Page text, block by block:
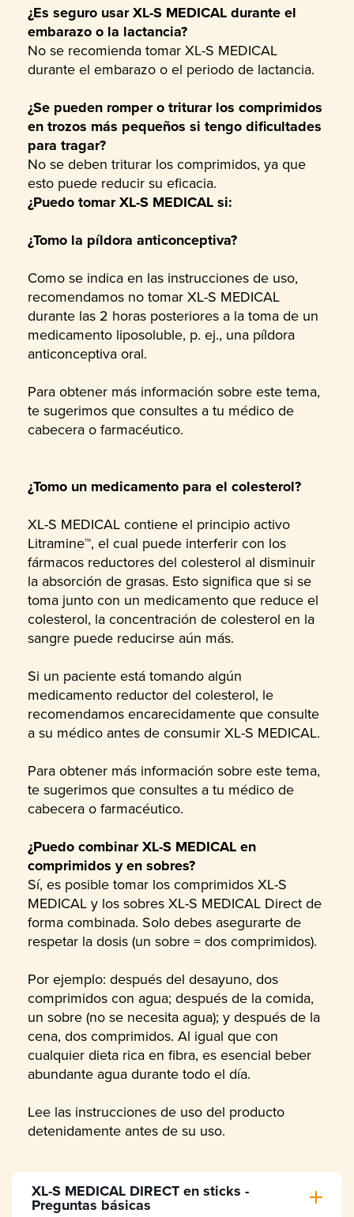
¿Es seguro usar XL-S MEDICAL durante el
embarazo o la lactancia?
No se recomienda tomar XL-S MEDICAL
durante el embarazo o el periodo de lactancia.
¿Se pueden romper o triturar los comprimidos
en trozos más pequeños si tengo dificultades
para tragar?
No se deben triturar los comprimidos, ya que
esto puede reducir su eficacia.
¿Puedo tomar XL-S MEDICAL si:
¿Tomo la píldora anticonceptiva?
Como se indica en las instrucciones de uso,
recomendamos no tomar XL-S MEDICAL
durante las 2 horas posteriores a la toma de un
medicamento liposoluble, p. ej., una píldora
anticonceptiva oral.
Para obtener más información sobre este tema,
te sugerimos que consultes a tu médico de
cabecera o farmacéutico.
¿Tomo un medicamento para el colesterol?
XL-S MEDICAL contiene el principio activo
Litramine™, el cual puede interferir con los
fármacos reductores del colesterol al disminuir
la absorción de grasas. Esto significa que si se
toma junto con un medicamento que reduce el
colesterol, la concentración de colesterol en la
sangre puede reducirse aún más.
Si un paciente está tomando algún
medicamento reductor del colesterol, le
recomendamos encarecidamente que consulte
a su médico antes de consumir XL-S MEDICAL.
Para obtener más información sobre este tema,
te sugerimos que consultes a tu médico de
cabecera o farmacéutico.
¿Puedo combinar XL-S MEDICAL en
comprimidos y en sobres?
Sí, es posible tomar los comprimidos XL-S
MEDICAL y los sobres XL-S MEDICAL Direct de
forma combinada. Solo debes asegurarte de
respetar la dosis (un sobre = dos comprimidos).
Por ejemplo: después del desayuno, dos
comprimidos con agua; después de la comida,
un sobre (no se necesita agua); y después de la
cena, dos comprimidos. Al igual que con
cualquier dieta rica en fibra, es esencial beber
abundante agua durante todo el día.
Lee las instrucciones de uso del producto
detenidamente antes de su uso.
XL-S MEDICAL DIRECT en sticks -
Preguntas básicas